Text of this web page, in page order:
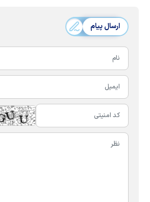
ارسال پیام